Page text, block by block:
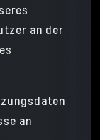
an der
an